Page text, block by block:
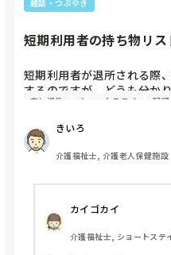
雑談・つぶやき
短期利用者の持ち物リ
短期利用者が退所される際
するのですが、どうも分か
が掛かっているように感じ
で皆さんの施設で工夫され
しいです。
申し送り ショートステイ 記録
きいろ
介護福祉士, 介護老人保健施設
カイゴカイ
介護福祉士, ショートステ